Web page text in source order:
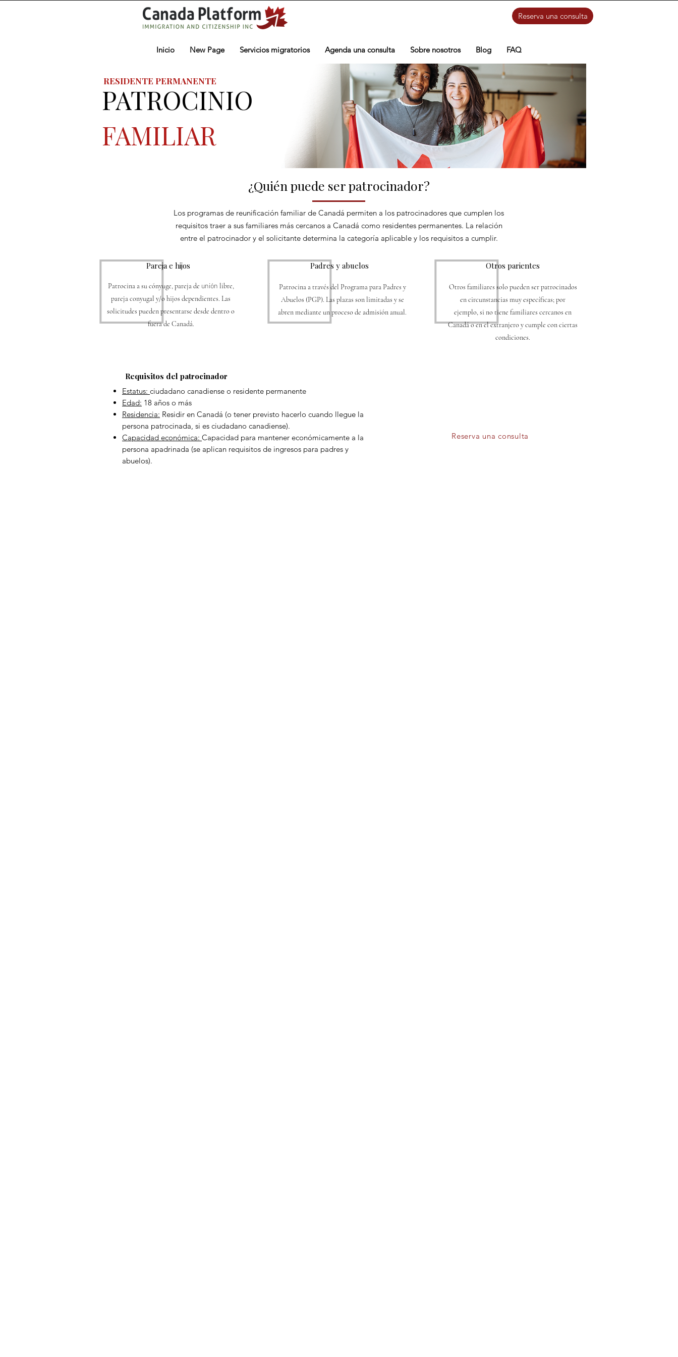
Inicio New Page Servicios migratorios Agenda una consulta Sobre nosotros Blog FAQ
Reserva una consulta
PATROCINIO
FAMILIAR
RESIDENTE PERMANENTE
¿Quién puede ser patrocinador?
Los programas de reunificación familiar de Canadá permiten a los patrocinadores que cumplen los
requisitos traer a sus familiares más cercanos a Canadá como residentes permanentes. La relación
entre el patrocinador y el solicitante determina la categoría aplicable y los requisitos a cumplir.
Pareja e hijos
Patrocina a su cónyuge, pareja de unión libre,
pareja conyugal y/o hijos dependientes. Las
solicitudes pueden presentarse desde dentro o
fuera de Canadá.
Padres y abuelos
Patrocina a través del Programa para Padres y
Abuelos (PGP). Las plazas son limitadas y se
abren mediante un proceso de admisión anual.
Otros parientes
Otros familiares solo pueden ser patrocinados
en circunstancias muy específicas; por
ejemplo, si no tiene familiares cercanos en
Canadá o en el extranjero y cumple con ciertas
condiciones.
Requisitos del patrocinador
Estatus: ciudadano canadiense o residente permanente
Edad: 18 años o más
Residencia: Residir en Canadá (o tener previsto hacerlo cuando llegue la
persona patrocinada, si es ciudadano canadiense).
Capacidad económica: Capacidad para mantener económicamente a la
persona apadrinada (se aplican requisitos de ingresos para padres y
abuelos).
Reserva una consulta